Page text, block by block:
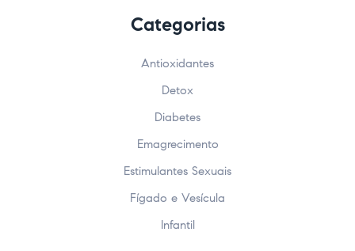
Categorias
Antioxidantes
Detox
Diabetes
Emagrecimento
Estimulantes Sexuais
Fígado e Vesícula
Infantil